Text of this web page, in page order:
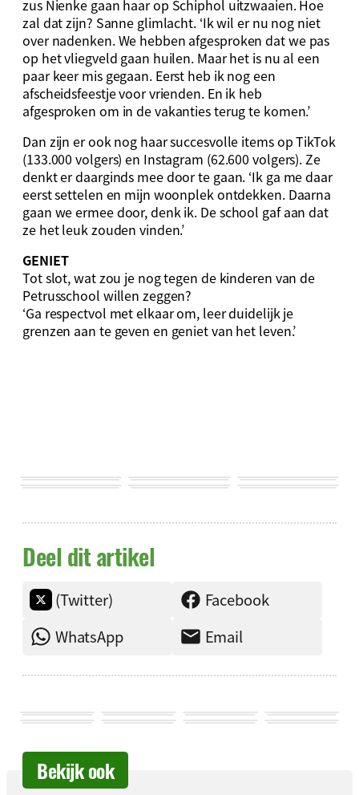
zus Nienke gaan haar op Schiphol uitzwaaien. Hoe
zal dat zijn? Sanne glimlacht. ‘Ik wil er nu nog niet
over nadenken. We hebben afgesproken dat we pas
op het vliegveld gaan huilen. Maar het is nu al een
paar keer mis gegaan. Eerst heb ik nog een
afscheidsfeestje voor vrienden. En ik heb
afgesproken om in de vakanties terug te komen.’
Dan zijn er ook nog haar succesvolle items op TikTok
(133.000 volgers) en Instagram (62.600 volgers). Ze
denkt er daarginds mee door te gaan. ‘Ik ga me daar
eerst settelen en mijn woonplek ontdekken. Daarna
gaan we ermee door, denk ik. De school gaf aan dat
ze het leuk zouden vinden.’
GENIET
Tot slot, wat zou je nog tegen de kinderen van de
Petrusschool willen zeggen?
‘Ga respectvol met elkaar om, leer duidelijk je
grenzen aan te geven en geniet van het leven.’
Deel dit artikel
(Twitter)
Facebook
WhatsApp
Email
Bekijk ook